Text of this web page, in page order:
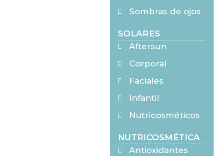
Sombras de ojos
SOLARES
Aftersun
Corporal
Faciales
Infantil
Nutricosméticos
NUTRICOSMÉTICA
Antioxidantes